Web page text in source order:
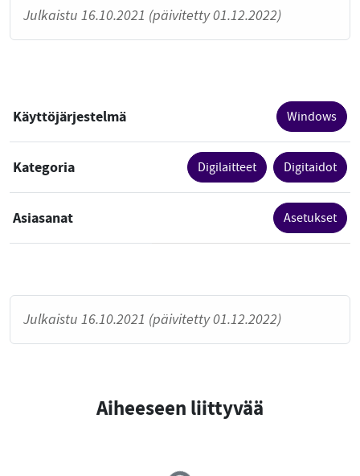
Julkaistu 16.10.2021 (päivitetty 01.12.2022)
Käyttöjärjestelmä Windows
Kategoria Digilaitteet Digitaidot
Asiasanat Asetukset
Julkaistu 16.10.2021 (päivitetty 01.12.2022)
Aiheeseen liittyvää